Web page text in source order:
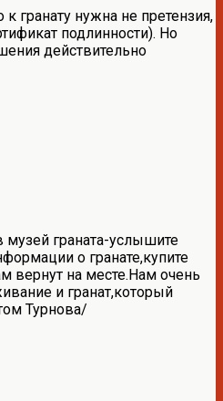
гранату нужна не претензия,
подлинности). Но
действительно
музей граната-услышите
о гранате,купите
вернут на месте.Нам очень
и гранат,который
Турнова/